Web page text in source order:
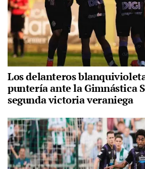
Los delanteros
puntería ante la Gimnástica
segunda victoria veraniega